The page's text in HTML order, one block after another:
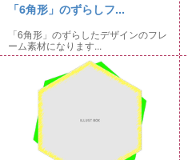
「6角形」のずらしフ...
「6角形」のずらしたデザインのフレ
ーム素材になります...